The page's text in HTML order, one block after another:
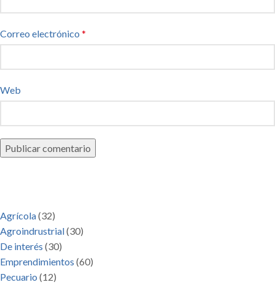
Correo electrónico *
Web
Agrícola(32)
Agroindrustrial(30)
De interés (30)
Emprendimientos (60)
Pecuario (12)